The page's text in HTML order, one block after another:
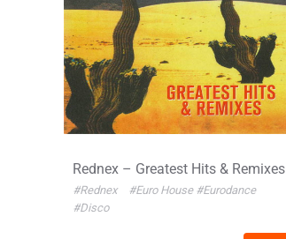
Rednex – Greatest Hits & Remixes
#Rednex #Euro House #Eurodance
#Disco